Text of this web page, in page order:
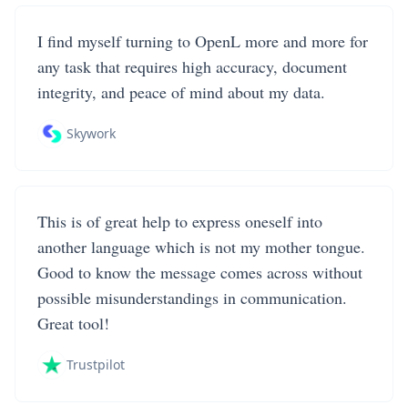
I find myself turning to OpenL more and more for
any task that requires high accuracy, document
integrity, and peace of mind about my data.
Skywork
This is of great help to express oneself into
another language which is not my mother tongue.
Good to know the message comes across without
possible misunderstandings in communication.
Great tool!
Trustpilot